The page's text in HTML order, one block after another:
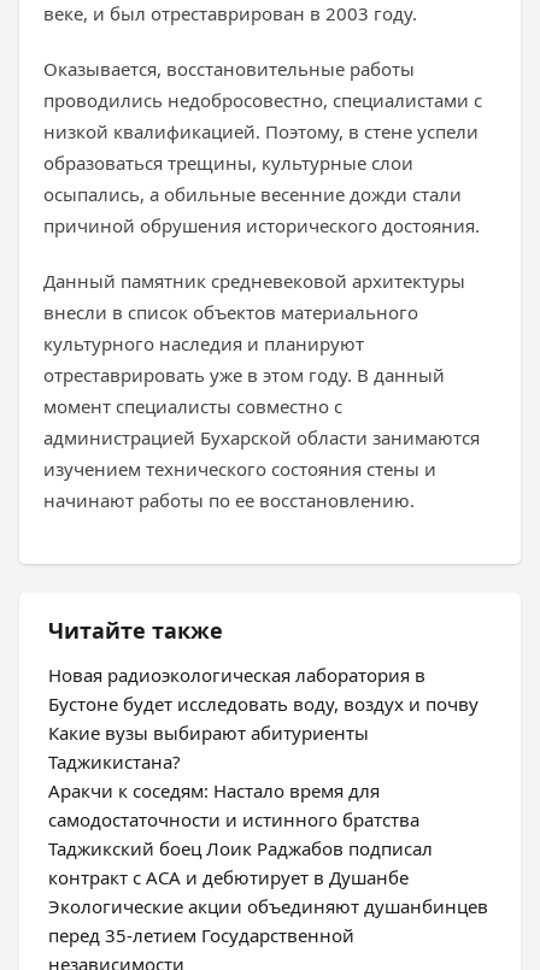
веке, и был отреставрирован в 2003 году.
Оказывается, восстановительные работы
проводились недобросовестно, специалистами с
низкой квалификацией. Поэтому, в стене успели
образоваться трещины, культурные слои
осыпались, а обильные весенние дожди стали
причиной обрушения исторического достояния.
Данный памятник средневековой архитектуры
внесли в список объектов материального
культурного наследия и планируют
отреставрировать уже в этом году. В данный
момент специалисты совместно с
администрацией Бухарской области занимаются
изучением технического состояния стены и
начинают работы по ее восстановлению.
Читайте также
Новая радиоэкологическая лаборатория в
Бустоне будет исследовать воду, воздух и почву
Какие вузы выбирают абитуриенты
Таджикистана?
Аракчи к соседям: Настало время для
самодостаточности и истинного братства
Таджикский боец Лоик Раджабов подписал
контракт с ACA и дебютирует в Душанбе
Экологические акции объединяют душанбинцев
перед 35-летием Государственной
независимости